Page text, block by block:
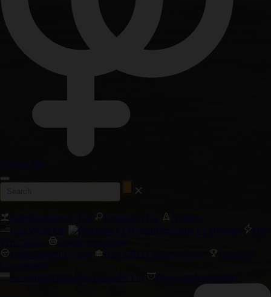
Vanlige Frø
Autoblomstrende Frø Feminisert Frø
Nyheter
Cali Weed Frø
Precision F1 Hybrids
Høy
THC Sorter
Største avkastning
Chill Cannabis-sorter
Høy CBD Cannabis-sorter
Cannabis
Cup-vinnere
Amsterdam klassiske Cannabis Frø
Beste smak og aroma